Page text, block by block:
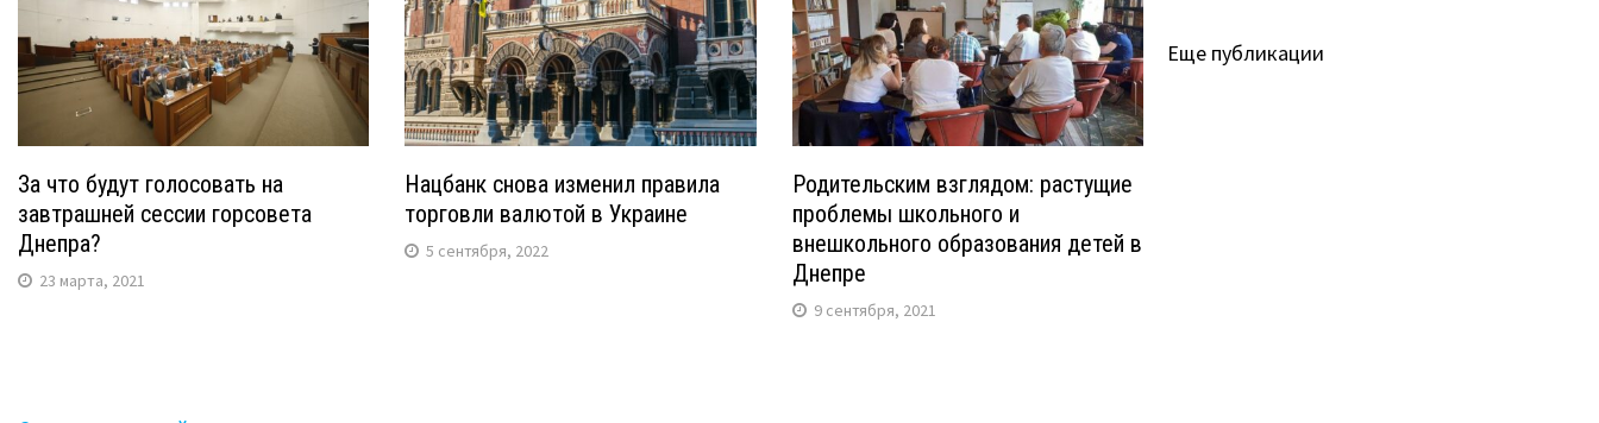
За что будут голосовать на
завтрашней сессии горсовета
Днепра?
23 марта, 2021
Нацбанк снова изменил правила
торговли валютой в Украине
5 сентября, 2022
Родительским взглядом: растущие
проблемы школьного и
внешкольного образования детей в
Днепре
9 сентября, 2021
Еще публикации